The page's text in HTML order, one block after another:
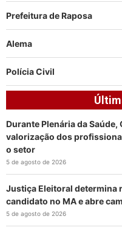
Prefeitura de Raposa
Alema
Polícia Civil
Durante Plenária da
valorização dos
o setor
5 de agosto de 2026
Justiça Eleitoral determina
candidato no MA e abre
5 de agosto de 2026